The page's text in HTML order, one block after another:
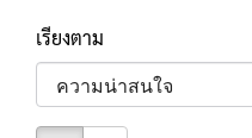
เรียงตาม